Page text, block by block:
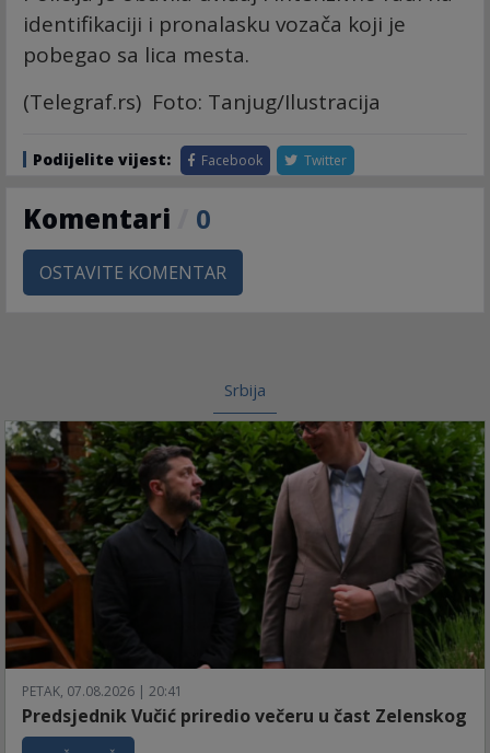
identifikaciji i pronalasku vozača koji je
pobegao sa lica mesta.
(Telegraf.rs) Foto: Tanjug/Ilustracija
Podijelite vijest: Facebook Twitter
Komentari 0
OSTAVITE KOMENTAR
Srbija
PETAK, 07.08.2026 | 20:41
Predsjednik Vučić priredio večeru u čast Zelenskog